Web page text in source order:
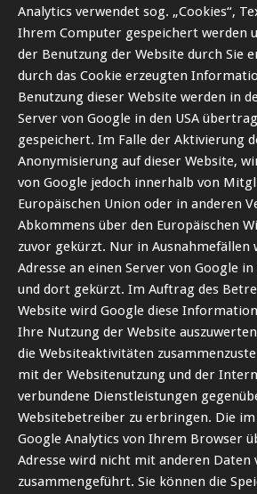
Analytics verwendet sog. „Cookies“,
Ihrem Computer gespeichert werden
der Benutzung der Website durch Sie
durch das Cookie erzeugten
Benutzung dieser Website werden in
Server von Google in den USA
gespeichert. Im Falle der Aktivierung
Anonymisierung auf dieser Website,
von Google jedoch innerhalb von
Europäischen Union oder in anderen
Abkommens über den Europäischen
zuvor gekürzt. Nur in Ausnahmefällen
Adresse an einen Server von Google
und dort gekürzt. Im Auftrag des
Website wird Google diese
Ihre Nutzung der Website
die Websiteaktivitäten
mit der Websitenutzung und der
verbundene Dienstleistungen
Websitebetreiber zu erbringen. Die im
Google Analytics von Ihrem Browser
Adresse wird nicht mit anderen Daten
zusammengeführt. Sie können die